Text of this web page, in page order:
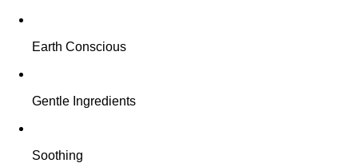
Earth Conscious
Gentle Ingredients
Soothing